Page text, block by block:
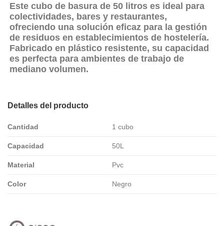
Este cubo de basura de 50 litros es ideal para
colectividades, bares y restaurantes,
ofreciendo una solución eficaz para la gestión
de residuos en establecimientos de hostelería.
Fabricado en plástico resistente, su capacidad
es perfecta para ambientes de trabajo de
mediano volumen.
Detalles del producto
Cantidad 1 cubo
Capacidad 50L
Material Pvc
Color Negro